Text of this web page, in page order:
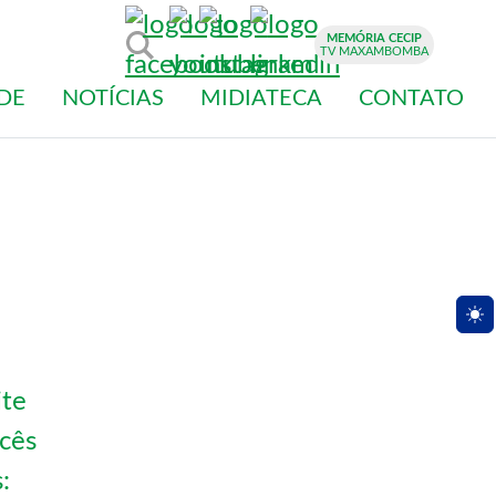
MEMÓRIA CECIP
TV MAXAMBOMBA
NOTÍCIAS MIDIATECA CONTATO